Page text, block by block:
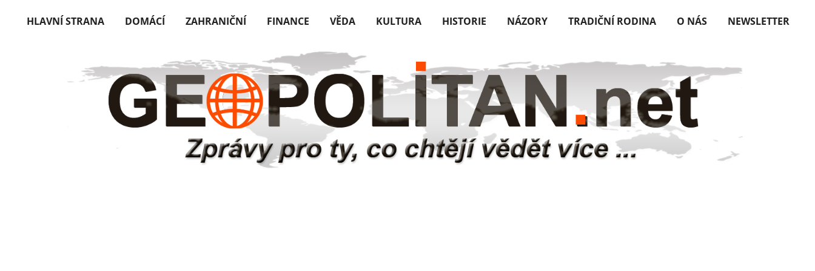
HLAVNÍ STRANA DOMÁCÍ ZAHRANIČNÍ FINANCE VĚDA KULTURA HISTORIE NÁZORY TRADIČNÍ RODINA O NÁS NEWSLETTER